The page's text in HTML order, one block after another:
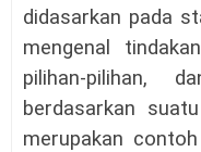
didasarkan pada
mengenal
pilihan-pilihan,
berdasarkan
merupakan